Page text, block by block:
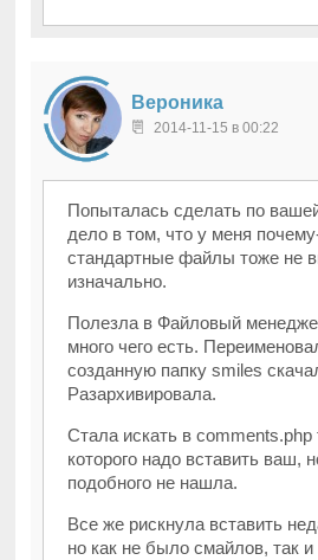
Вероника
2014-11-15 в 00:22
Попыталась сделать по
дело в том, что у меня
стандартные файлы тоже не
изначально.
Полезла в Файловый
много чего есть.
созданную папку smiles
Разархивировала.
Стала искать в comments.php
которого надо вставить ваш,
подобного не нашла.
Все же рискнула вставить
но как не было смайлов, так и